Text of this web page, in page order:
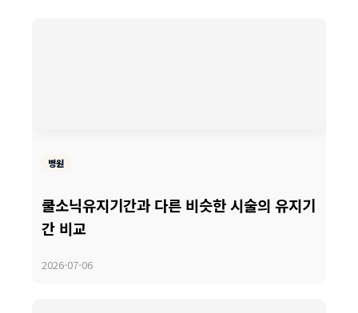
병원
쿨소닉유지기간과 다른 비슷한 시술의 유지기
간 비교
2026-07-06